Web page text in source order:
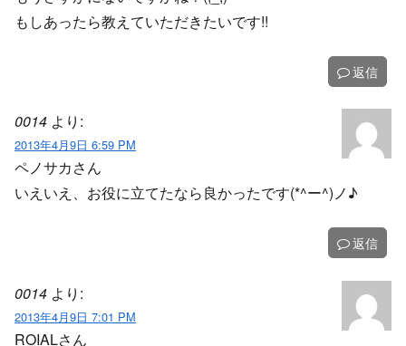
もしあったら教えていただきたいです!!
返信
0014 より:
2013年4月9日 6:59 PM
ペノサカさん
いえいえ、お役に立てたなら良かったです(*^ー^)ノ♪
返信
0014 より:
2013年4月9日 7:01 PM
ROIALさん